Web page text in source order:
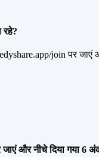
रहे?
join पर जाएं
और नीचे दिया गया 6